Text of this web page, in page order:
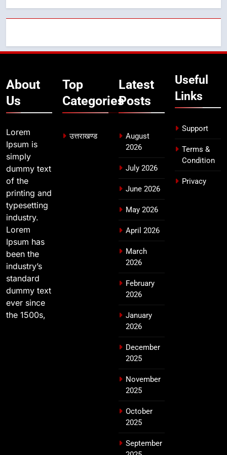
7
पहुंचाने की तैयारी, 9 से 17 अगस्त तक
होंगे देशभक्ति के विविध कार्यक्रम
उत्तराखण्ड
कावड़ मेले को सकुशल रूप से संपन्न कराने
के लिए खुद मैदान में उतरे एसएसपी दून
About
Us
Lorem
Ipsum is
simply
dummy text
of the
printing and
typesetting
industry.
Lorem
Ipsum has
been the
industry’s
standard
dummy text
ever since
the 1500s,
Top
Categories
उत्तराखण्ड
Latest
Posts
August
2026
July 2026
June 2026
May 2026
April 2026
March
2026
February
2026
January
2026
December
2025
November
2025
October
2025
September
Useful
Links
Support
Terms &
Condition
Privacy